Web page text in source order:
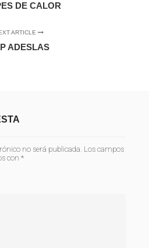
DE CALOR
ARTICLE
ADESLAS
no será publicada. Los campos
con *